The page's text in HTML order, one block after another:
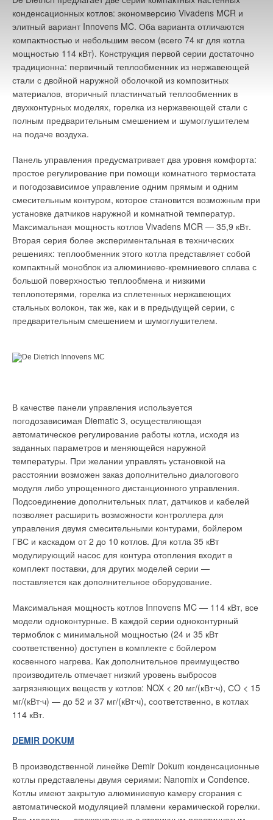
конденсационных котлов: экономверсию Vivadens MCR и
элитный вариант Innovens MC. Оба варианта отличаются
компактностью и небольшим весом (всего 74 кг для котла
мощностью 114 кВт). Конструкция первой серии достаточно
традиционна: первичный теплообменник из нержавеющей
стали с двойной наружной оболочкой из композитных
материалов, вторичный пластинчатый теплообменник в
двухконтурных моделях, горелка из нержавеющей стали с
полным предварительным смешением и шумоглушителем
на подаче воздуха.
Панель управления предусматривает два уровня комфорта:
простое регулирование при помощи комнатного термостата
и погодозависимое управление одним прямым и одним
смесительным контуром, которое становится возможным при
установке датчиков наружной и комнатной температур.
Максимальная мощность котлов Vivadens MCR — 35,9 кВт.
Вторая серия более экспериментальная в технических
решениях: теплообменник этого котла представляет собой
компактный моноблок из алюминиево-кремниевого сплава с
большой поверхностью теплообмена и низкими
теплопотерями, горелка из сплетенных нержавеющих
стальных волокон, так же, как и в предыдущей серии, с
предварительным смешением и шумоглушителем.
В качестве панели управления используется
погодозависимая Diematic 3, осуществляющая
автоматическое регулирование работы котла, исходя из
заданных параметров и меняющейся наружной
температуры. При желании управлять установкой на
расстоянии возможен заказ дополнительно диалогового
модуля либо упрощенного дистанционного управления.
Подсоединение дополнительных плат, датчиков и кабелей
позволяет расширить возможности контроллера для
управления двумя смесительными контурами, бойлером
ГВС и каскадом от 2 до 10 котлов. Для котла 35 кВт
модулирующий насос для контура отопления входит в
комплект поставки, для других моделей серии —
поставляется как дополнительное оборудование.
Максимальная мощность котлов Innovens MC — 114 кВт, все
модели одноконтурные. В каждой серии одноконтурный
термоблок с минимальной мощностью (24 и 35 кВт
соответственно) доступен в комплекте с бойлером
косвенного нагрева. Как дополнительное преимущество
производитель отмечает низкий уровень выбросов
загрязняющих веществ у котлов: NOX < 20 мг/(кВт⋅ч), СO < 15
мг/(кВт⋅ч) — до 52 и 37 мг/(кВт⋅ч), соответственно, в котлах
114 кВт.
DEMIR DOKUM
В производственной линейке Demir Dokum конденсационные
котлы представлены двумя сериями: Nanomix и Condence.
Котлы имеют закрытую алюминиевую камеру сгорания с
автоматической модуляцией пламени керамической горелки.